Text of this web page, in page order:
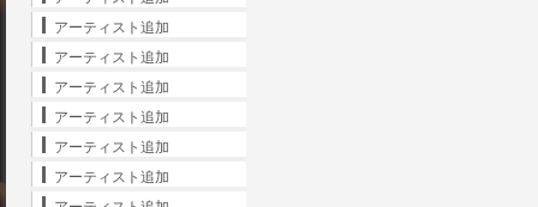
アーティスト追加
アーティスト追加
アーティスト追加
アーティスト追加
アーティスト追加
アーティスト追加